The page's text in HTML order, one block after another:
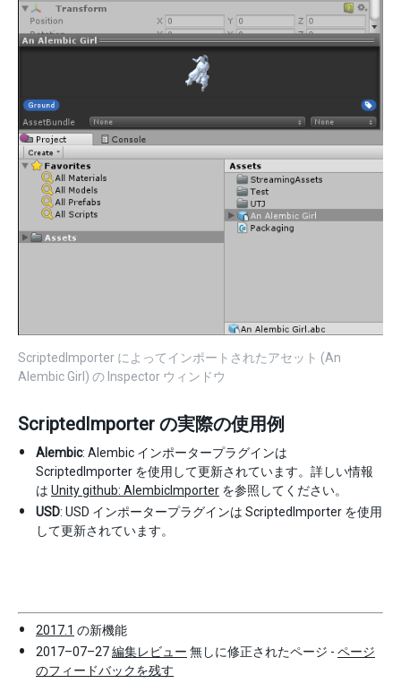
ScriptedImporter によってインポートされたアセット (An
Alembic Girl) の Inspector ウィンドウ
ScriptedImporter の実際の使用例
Alembic: Alembic インポータープラグインは
ScriptedImporter を使用して更新されています。詳しい情報
は Unity github: AlembicImporter を参照してください。
USD: USD インポータープラグインは ScriptedImporter を使用
して更新されています。
2017.1 の新機能
2017–07–27編集レビュー 無しに修正されたページ - ページ
のフィードバックを残す